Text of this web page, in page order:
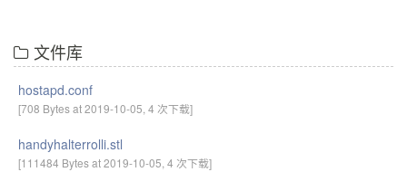
文件库
hostapd.conf
[708 Bytes at 2019-10-05, 4 次下载]
handyhalterrolli.stl
[111484 Bytes at 2019-10-05, 4 次下载]